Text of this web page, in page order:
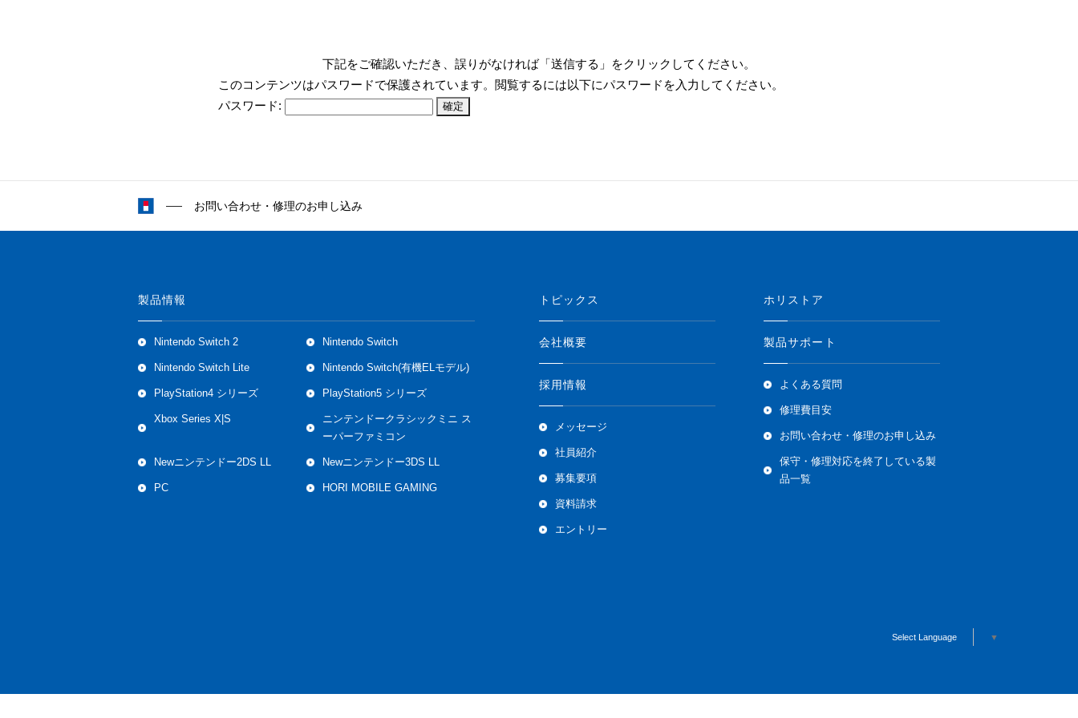
下記をご確認いただき、誤りがなければ「送信する」をクリックしてください。
このコンテンツはパスワードで保護されています。閲覧するには以下にパスワードを入力してください。
パスワード:
お問い合わせ・修理のお申し込み
製品情報
Nintendo Switch 2 Nintendo Switch
Nintendo Switch Lite Nintendo Switch(有機ELモデル)
PlayStation4 シリーズ PlayStation5 シリーズ
Xbox Series X|S
ニンテンドークラシックミニ ス
ーパーファミコン
Newニンテンドー2DS LL Newニンテンドー3DS LL
PC HORI MOBILE GAMING
トピックス
会社概要
採用情報
メッセージ
社員紹介
募集要項
資料請求
エントリー
ホリストア
製品サポート
よくある質問
修理費目安
お問い合わせ・修理のお申し込み
保守・修理対応を終了している製
品一覧
Select Language ▼